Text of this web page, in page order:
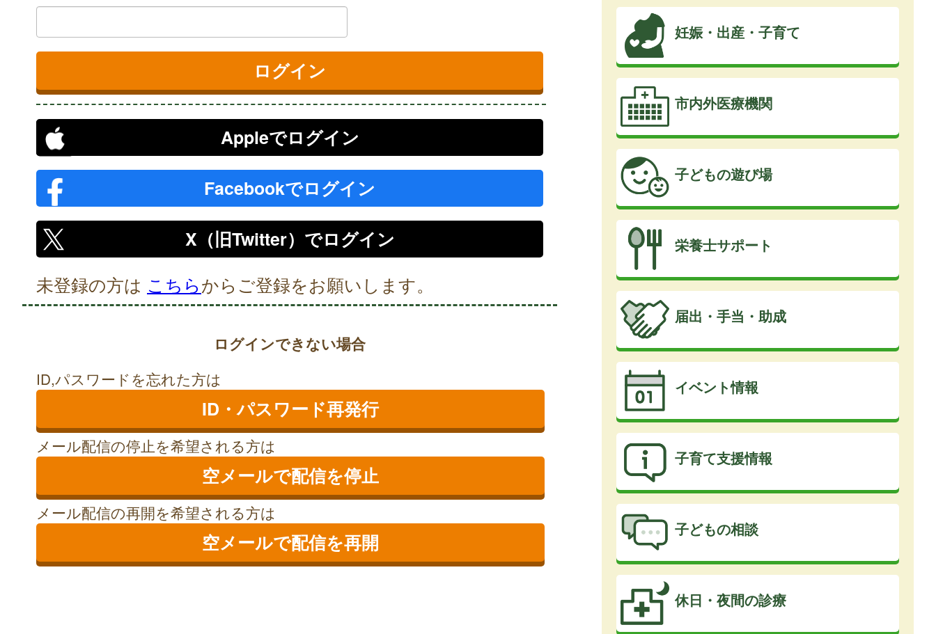
Appleでログイン
Facebookでログイン
X（旧Twitter）でログイン
未登録の方は こちらからご登録をお願いします。
ログインできない場合
ID,パスワードを忘れた方は
ID・パスワード再発行
メール配信の停止を希望される方は
空メールで配信を停止
メール配信の再開を希望される方は
空メールで配信を再開
妊娠・出産・子育て
市内外医療機関
子どもの遊び場
栄養士サポート
届出・手当・助成
イベント情報
子育て支援情報
子どもの相談
休日・夜間の診療